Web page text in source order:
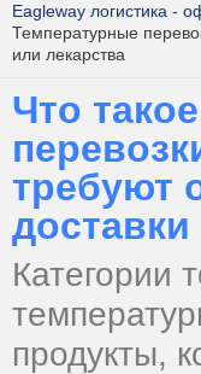
Eagleway логистика -
Температурные
или лекарства
Что
требуют
доставки
Категории
продукты,